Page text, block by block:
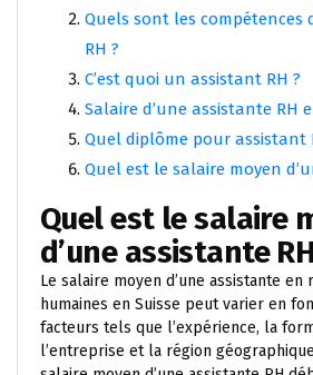
Quels sont les compétences
RH ?
C’est quoi un assistant RH ?
Salaire d’une assistante RH
Quel diplôme pour assistant
Quel est le salaire moyen
Quel est le salaire
d’une assistante
Le salaire moyen d’une assistante en
humaines en Suisse peut varier en
facteurs tels que l’expérience, la
l’entreprise et la région